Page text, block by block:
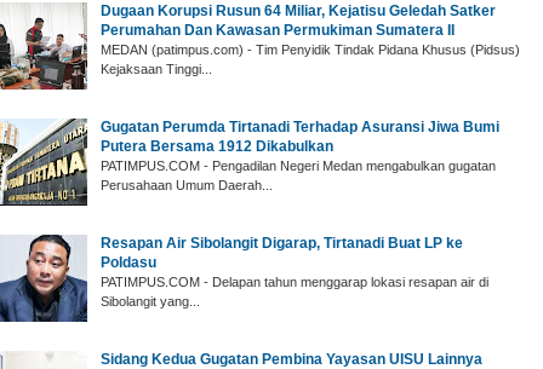
‎Dugaan Korupsi Rusun 64 Miliar, Kejatisu Geledah Satker
Perumahan Dan Kawasan Permukiman Sumatera II
‎MEDAN (patimpus.com) - Tim Penyidik Tindak Pidana Khusus (Pidsus)
Kejaksaan Tinggi...
Gugatan Perumda Tirtanadi Terhadap Asuransi Jiwa Bumi
Putera Bersama 1912 Dikabulkan
PATIMPUS.COM - Pengadilan Negeri Medan mengabulkan gugatan
Perusahaan Umum Daerah...
Resapan Air Sibolangit Digarap, Tirtanadi Buat LP ke
Poldasu
PATIMPUS.COM - Delapan tahun menggarap lokasi resapan air di
Sibolangit yang...
Sidang Kedua Gugatan Pembina Yayasan UISU Lainnya